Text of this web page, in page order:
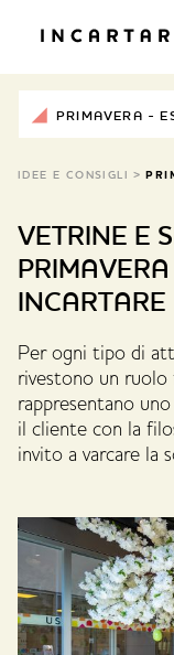
PRIMAVERA -
IDEE E CONSIGLI >
VETRINE E
INCARTARE
Per ogni tipo di
rivestono un ruolo
rappresentano
il cliente con la
invito a varcare la